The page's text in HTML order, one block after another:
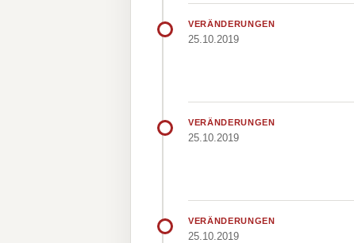
VERÄNDERUNGEN
25.10.2019
VERÄNDERUNGEN
25.10.2019
VERÄNDERUNGEN
25.10.2019